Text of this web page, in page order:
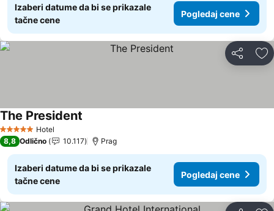
Izaberi datume da bi se prikazale
tačne cene
Pogledaj cene
Deli
5 ZvezdiceHotel
The President
8,8 Odlično 10.117 Prag
Izaberi datume da bi se prikazale
tačne cene
Pogledaj cene